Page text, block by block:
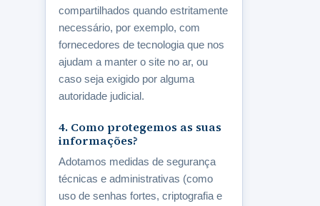
compartilhados quando estritamente
necessário, por exemplo, com
fornecedores de tecnologia que nos
ajudam a manter o site no ar, ou
caso seja exigido por alguma
autoridade judicial.
4. Como protegemos as suas
informações?
Adotamos medidas de segurança
técnicas e administrativas (como
uso de senhas fortes, criptografia e